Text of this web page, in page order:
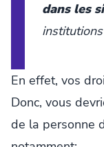
dans les
En effet, vos
Donc, vous
de la personne